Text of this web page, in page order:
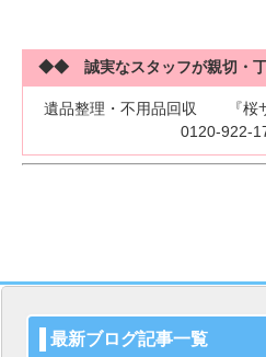
◆◆ 誠実なスタッフが親切・
遺品整理・不用品回収 『桜サ
0120-922-
最新ブログ記事一覧